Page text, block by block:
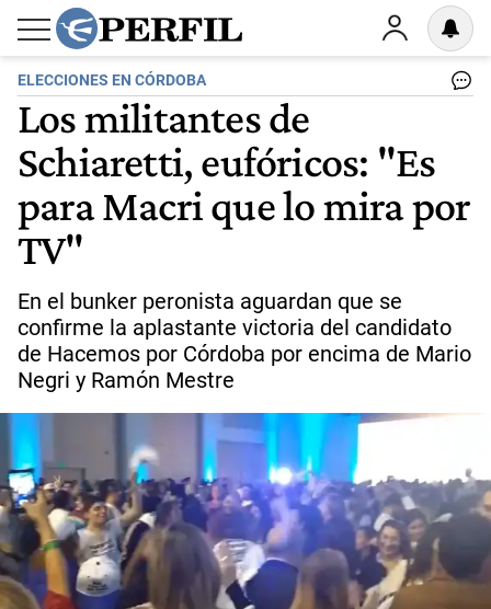
ELECCIONES EN CÓRDOBA
Los militantes de
Schiaretti, eufóricos: "Es
para Macri que lo mira por
TV"
En el bunker peronista aguardan que se
confirme la aplastante victoria del candidato
de Hacemos por Córdoba por encima de Mario
Negri y Ramón Mestre